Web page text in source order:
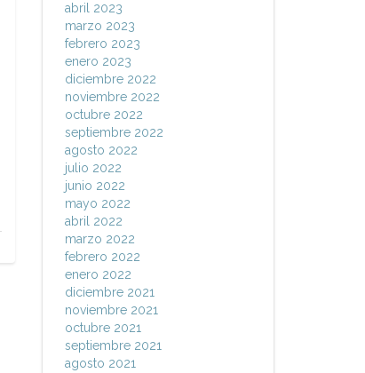
abril 2023
marzo 2023
febrero 2023
enero 2023
diciembre 2022
noviembre 2022
octubre 2022
septiembre 2022
agosto 2022
julio 2022
junio 2022
mayo 2022
abril 2022
marzo 2022
febrero 2022
enero 2022
diciembre 2021
noviembre 2021
octubre 2021
septiembre 2021
agosto 2021